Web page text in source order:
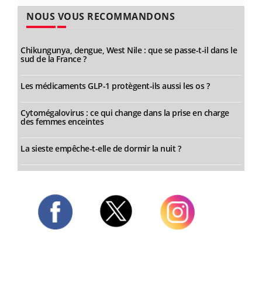
NOUS VOUS RECOMMANDONS
Chikungunya, dengue, West Nile : que se passe-t-il dans le
sud de la France ?
Les médicaments GLP-1 protègent-ils aussi les os ?
Cytomégalovirus : ce qui change dans la prise en charge
des femmes enceintes
La sieste empêche-t-elle de dormir la nuit ?